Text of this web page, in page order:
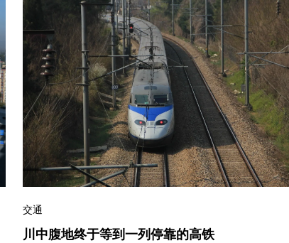
交通
川中腹地终于等到一列停靠的高铁